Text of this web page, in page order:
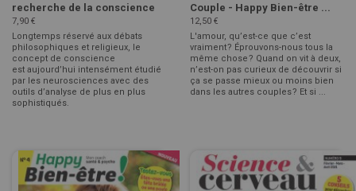
recherche de la conscience
7,90 €
Longtemps réservé aux débats
philosophiques et religieux, le
concept de conscience
est aujourd’hui intensément étudié
par les neurosciences avec des
outils d’analyse de plus en plus
sophistiqués.
Couple - Happy Bien-être ...
12,50 €
L'amour, qu’est-ce que c’est
vraiment ? Éprouvons-nous tous la
même chose ? Quand on vit à deux,
n’est-on pas curieux de découvrir si
ça se passe mieux ou moins bien
dans les autres couples ? Et si ...